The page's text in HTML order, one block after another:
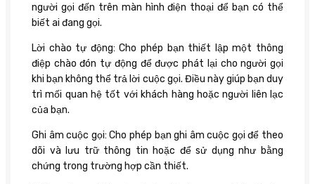
người gọi đến trên màn hình điện thoại để bạn có thể
biết ai đang gọi.
Lời chào tự động: Cho phép bạn thiết lập một thông
điệp chào đón tự động để được phát lại cho người gọi
khi bạn không thể trả lời cuộc gọi. Điều này giúp bạn duy
trì mối quan hệ tốt với khách hàng hoặc người liên lạc
của bạn.
Ghi âm cuộc gọi: Cho phép bạn ghi âm cuộc gọi để theo
dõi và lưu trữ thông tin hoặc để sử dụng như bằng
chứng trong trường hợp cần thiết.